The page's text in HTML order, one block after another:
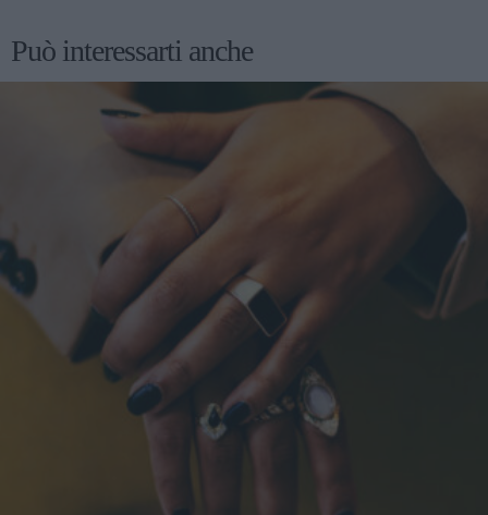
Può interessarti anche